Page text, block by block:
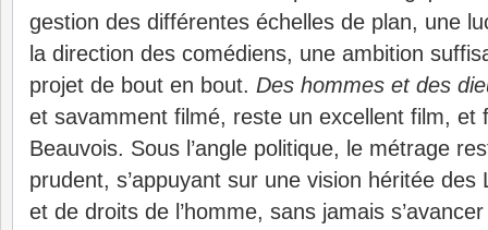
gestion des différentes échelles de plan, une
la direction des comédiens, une ambition
projet de bout en bout. Des hommes et des
et savamment filmé, reste un excellent film, et
Beauvois. Sous l’angle politique, le métrage
prudent, s’appuyant sur une vision héritée
et de droits de l’homme, sans jamais